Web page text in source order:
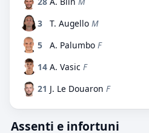
3
T. Augello M
5
A. Palumbo F
14 A. Vasic F
21 J. Le Douaron F
Assenti e infortuni